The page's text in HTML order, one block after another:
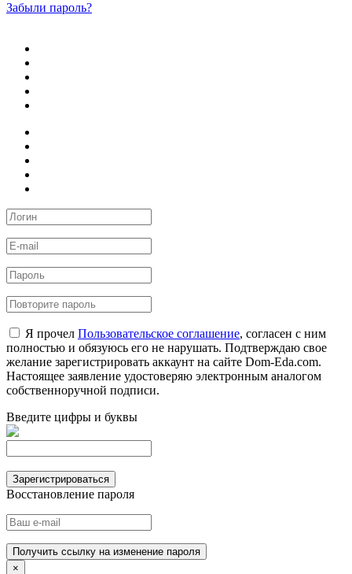
Забыли пароль?
Я прочел Пользовательское соглашение, согласен с ним
полностью и обязуюсь его не нарушать. Подтверждаю свое
желание зарегистрировать аккаунт на сайте Dom-Eda.com.
Настоящее заявление удостоверяю электронным аналогом
собственноручной подписи.
Введите цифры и буквы
Зарегистрироваться
Восстановление пароля
Получить ссылку на изменение пароля
×